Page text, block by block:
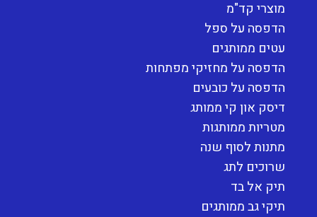
מוצרי קד"מ
הדפסה על ספל
עטים ממותגים
הדפסה על מחזיקי מפתחות
הדפסה על כובעים
דיסק און קי ממותג
מטריות ממותגות
מתנות לסוף שנה
שרוכים לתג
תיק אל בד
תיקי גב ממותגים